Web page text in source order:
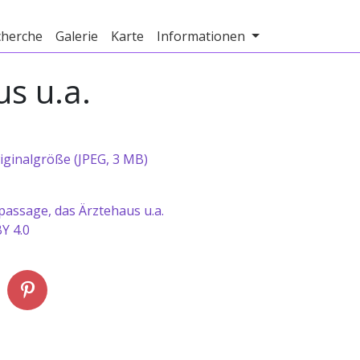
Galerie Karte Informationen
u.a.
(JPEG, 3 MB)
das Ärztehaus u.a.
4.0